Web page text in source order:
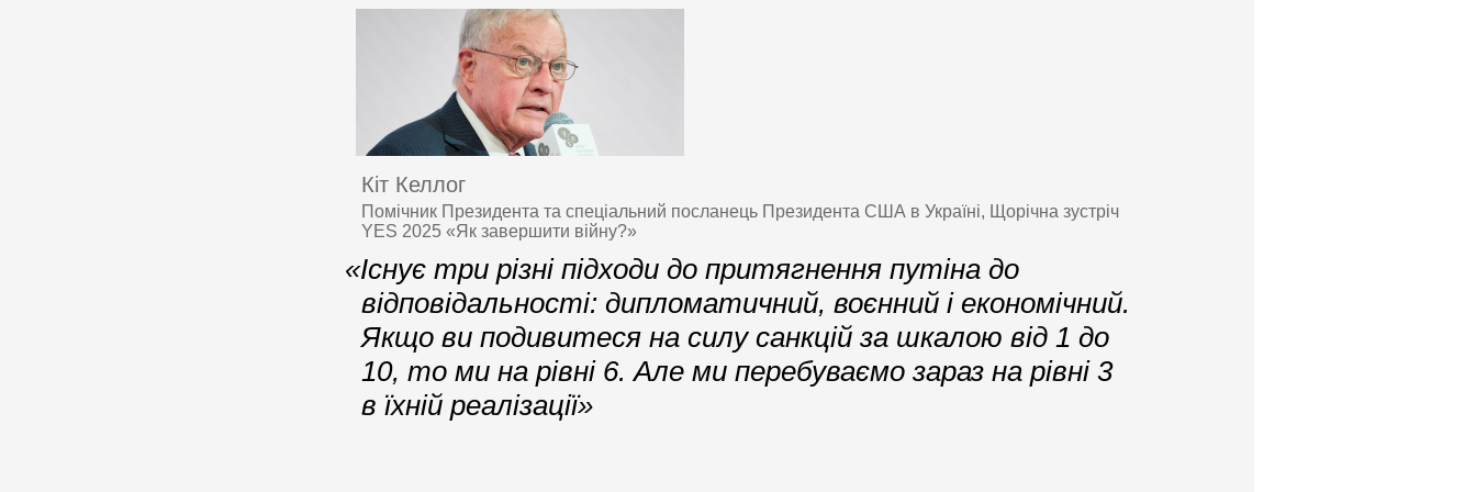
Кіт Келлог
Помічник Президента та спеціальний посланець Президента США в Україні, Щорічна зустріч
YES 2025 «Як завершити війну?»
«Існує три різні підходи до притягнення путіна до
відповідальності: дипломатичний, воєнний і економічний.
Якщо ви подивитеся на силу санкцій за шкалою від 1 до
10, то ми на рівні 6. Але ми перебуваємо зараз на рівні 3
в їхній реалізації»